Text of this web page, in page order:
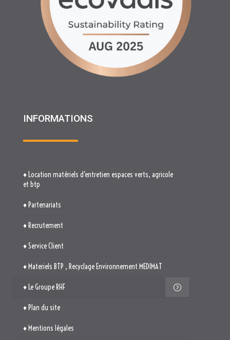
INFORMATIONS
♦ Location matériels d’entretien espaces verts, agricole
et btp
♦ Partenariats
♦ Recrutement
♦ Service Client
♦ Materiels BTP , Recyclage Environnement MEDIMAT
♦ Le Groupe RHF
♦ Plan du site
♦ Mentions légales